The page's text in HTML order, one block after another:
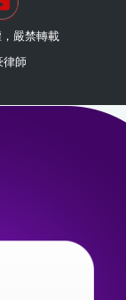
嚴禁轉載
律師